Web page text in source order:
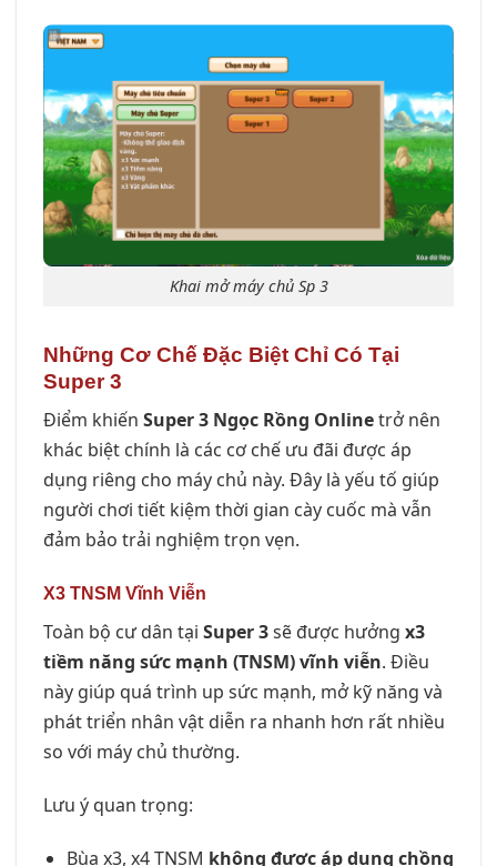
Khai mở máy chủ Sp 3
Những Cơ Chế Đặc Biệt Chỉ Có Tại
Super 3
Điểm khiến Super 3 Ngọc Rồng Onlinetrở nên
khác biệt chính là các cơ chế ưu đãi được áp
dụng riêng cho máy chủ này. Đây là yếu tố giúp
người chơi tiết kiệm thời gian cày cuốc mà vẫn
đảm bảo trải nghiệm trọn vẹn.
X3 TNSM Vĩnh Viễn
Toàn bộ cư dân tại Super 3sẽ được hưởng x3
tiềm năng sức mạnh (TNSM) vĩnh viễn. Điều
này giúp quá trình up sức mạnh, mở kỹ năng và
phát triển nhân vật diễn ra nhanh hơn rất nhiều
so với máy chủ thường.
Lưu ý quan trọng:
Bùa x3, x4 TNSM không được áp dụng chồng